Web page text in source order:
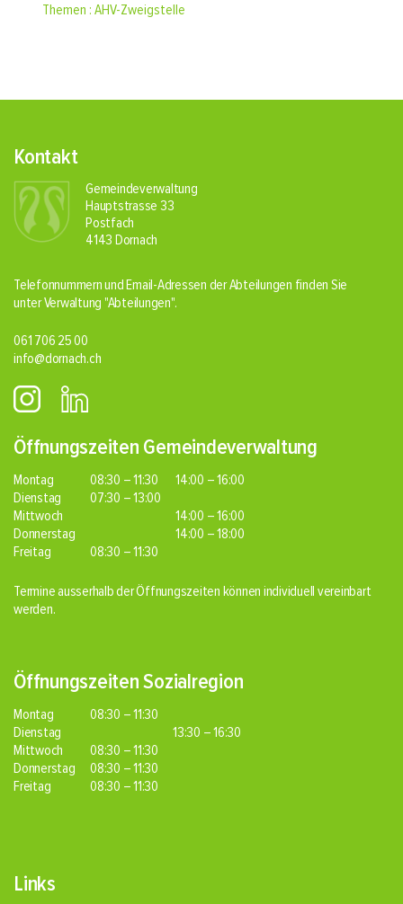
Themen : AHV-Zweigstelle
Fusszeile
Kontakt
Gemeindeverwaltung
Hauptstrasse 33
Postfach
4143 Dornach
Telefonnummern und Email-Adressen der Abteilungen finden Sie
unter Verwaltung "Abteilungen".
061 706 25 00
info@dornach.ch
Öffnungszeiten Gemeindeverwaltung
Montag 08:30 – 11:30
14:00 – 16:00
Dienstag
07:30 – 13:00
Mittwoch
14:00 – 16:00
Donnerstag
14:00 – 18:00
Freitag
08:30 – 11:30
Termine ausserhalb der Öffnungszeiten können individuell vereinbart
werden.
Öffnungszeiten Sozialregion
Montag
08:30 – 11:30
Dienstag
13:30 – 16:30
Mittwoch
08:30 – 11:30
Donnerstag
08:30 – 11:30
Freitag
08:30 – 11:30
Links